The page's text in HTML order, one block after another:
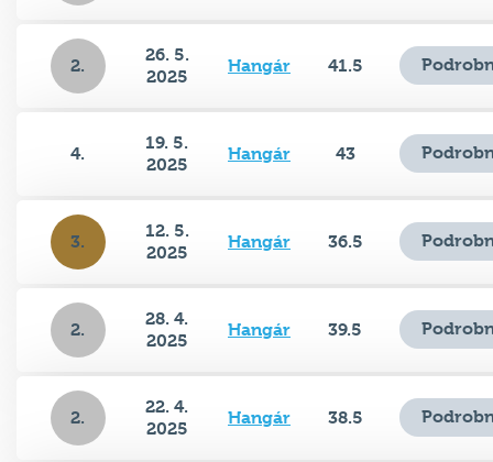
2.
26. 5.
2025
Hangár 41.5
4.
19. 5.
2025
Hangár 43
3.
12. 5.
2025
Hangár 36.5
2.
28. 4.
2025
Hangár 39.5
2.
22. 4.
2025
Hangár 38.5